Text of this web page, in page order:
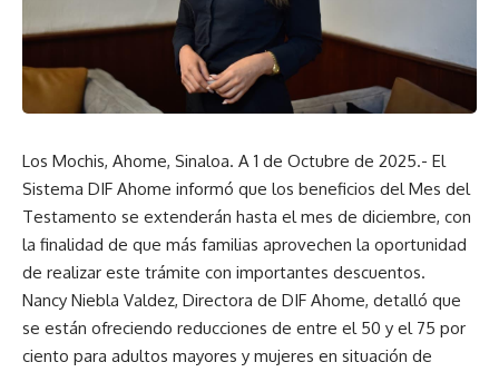
Los Mochis, Ahome, Sinaloa. A 1 de Octubre de 2025.- El
Sistema DIF Ahome informó que los beneficios del Mes del
Testamento se extenderán hasta el mes de diciembre, con
la finalidad de que más familias aprovechen la oportunidad
de realizar este trámite con importantes descuentos.
Nancy Niebla Valdez, Directora de DIF Ahome, detalló que
se están ofreciendo reducciones de entre el 50 y el 75 por
ciento para adultos mayores y mujeres en situación de